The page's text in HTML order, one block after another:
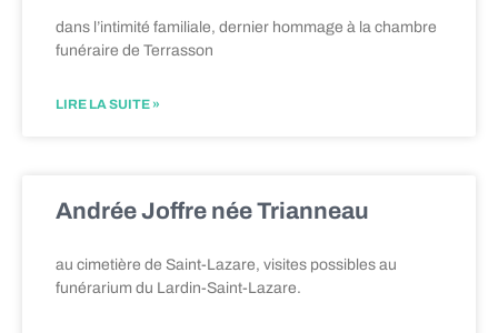
dans l’intimité familiale, dernier hommage à la chambre
funéraire de Terrasson
LIRE LA SUITE »
Andrée Joffre née Trianneau
au cimetière de Saint-Lazare, visites possibles au
funérarium du Lardin-Saint-Lazare.